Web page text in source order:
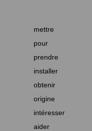
mettre
pour
prendre
installer
obtenir
origine
intéresser
aider